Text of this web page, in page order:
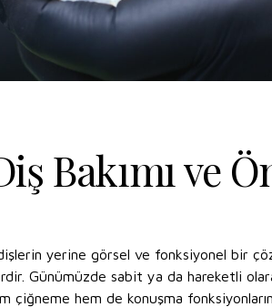
Bakımı ve
yerine görsel ve fonksiyonel bir
Günümüzde sabit ya da hareketli
çiğneme hem de konuşma